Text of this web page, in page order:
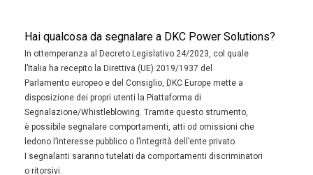
Hai qualcosa da segnalare a DKC Power Solutions?
In ottemperanza al Decreto Legislativo 24/2023, col quale
l’Italia ha recepito la Direttiva (UE) 2019/1937 del
Parlamento europeo e del Consiglio, DKC Europe mette a
disposizione dei propri utenti la Piattaforma di
Segnalazione/Whistleblowing. Tramite questo strumento,
è possibile segnalare comportamenti, atti od omissioni che
ledono l’interesse pubblico o l’integrità dell’ente privato.
I segnalanti saranno tutelati da comportamenti discriminatori
o ritorsivi.